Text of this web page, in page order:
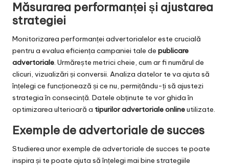
Măsurarea performanței și ajustarea
strategiei
Monitorizarea performanței advertorialelor este crucială
pentru a evalua eficiența campaniei tale de publicare
advertoriale. Urmărește metrici cheie, cum ar fi numărul de
clicuri, vizualizări și conversii. Analiza datelor te va ajuta să
înțelegi ce funcționează și ce nu, permițându-ți să ajustezi
strategia în consecință. Datele obținute te vor ghida în
optimizarea ulterioară a tipurilor advertoriale onlineutilizate.
Exemple de advertoriale de succes
Studierea unor exemple de advertoriale de succes te poate
inspira și te poate ajuta să înțelegi mai bine strategiile